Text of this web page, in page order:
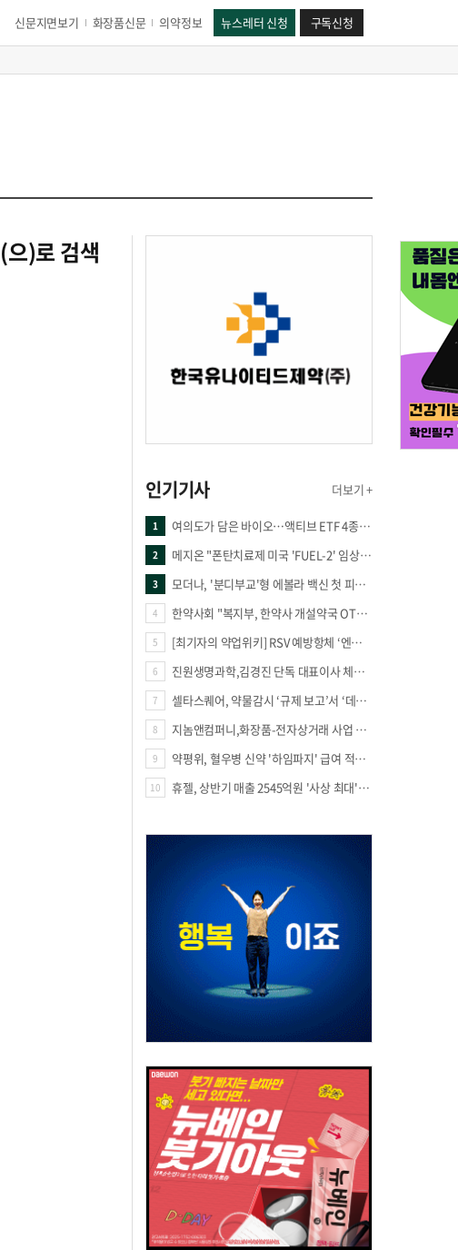
신문지면보기 화장품신문 의약정보 뉴스레터 신청 구독신청
(으)로 검색
인기기사 더보기 +
1 여의도가 담은 바이오…액티브 ETF 4종의 선택은
2 메지온 "폰탄치료제 미국 'FUEL-2' 임상 프로토콜 영국 승인"
3 모더나, '분디부교'형 에볼라 백신 첫 피험자 접종
4 한약사회 "복지부, 한약사 개설약국 OTC 공급 방해 더는 방관 말아야"
5 [최기자의 약업위키] RSV 예방항체 ‘엔플론시아’
6 진원생명과학,김경진 단독 대표이사 체제 돌입
7 셀타스퀘어, 약물감시 ‘규제 보고’서 ‘데이터 의사결정’으로 "PVX 전환 요구 커진다"
8 지놈앤컴퍼니,화장품-전자상거래 사업 진출
9 약평위, 혈우병 신약 '하임파지' 급여 적정성 인정…조건부 통과
10 휴젤, 상반기 매출 2545억원 '사상 최대'…미국 투자 속 성장세 지속